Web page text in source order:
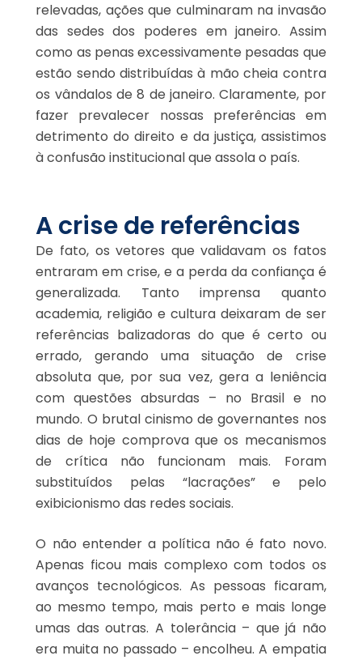
relevadas, ações que culminaram na invasão
das sedes dos poderes em janeiro. Assim
como as penas excessivamente pesadas que
estão sendo distribuídas à mão cheia contra
os vândalos de 8 de janeiro. Claramente, por
fazer prevalecer nossas preferências em
detrimento do direito e da justiça, assistimos
à confusão institucional que assola o país.
A crise de referências
De fato, os vetores que validavam os fatos
entraram em crise, e a perda da confiança é
generalizada. Tanto imprensa quanto
academia, religião e cultura deixaram de ser
referências balizadoras do que é certo ou
errado, gerando uma situação de crise
absoluta que, por sua vez, gera a leniência
com questões absurdas – no Brasil e no
mundo. O brutal cinismo de governantes nos
dias de hoje comprova que os mecanismos
de crítica não funcionam mais. Foram
substituídos pelas “lacrações” e pelo
exibicionismo das redes sociais.
O não entender a política não é fato novo.
Apenas ficou mais complexo com todos os
avanços tecnológicos. As pessoas ficaram,
ao mesmo tempo, mais perto e mais longe
umas das outras. A tolerância – que já não
era muita no passado – encolheu. A empatia